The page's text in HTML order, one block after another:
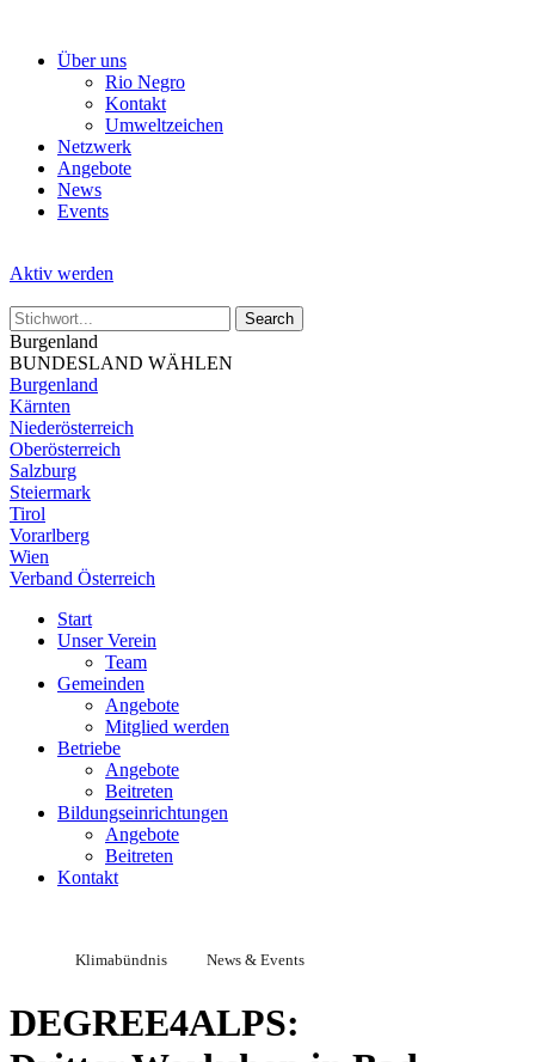
Über uns
Rio Negro
Kontakt
Umweltzeichen
Netzwerk
Angebote
News
Events
Aktiv werden
Burgenland
BUNDESLAND WÄHLEN
Burgenland
Kärnten
Niederösterreich
Oberösterreich
Salzburg
Steiermark
Tirol
Vorarlberg
Wien
Verband Österreich
Start
Unser Verein
Team
Gemeinden
Angebote
Mitglied werden
Betriebe
Angebote
Beitreten
Bildungseinrichtungen
Angebote
Beitreten
Kontakt
Klimabündnis News & Events
DEGREE4ALPS: